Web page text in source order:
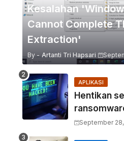
Kesalahan
Cannot Complete
Extraction'
By - Artanti Tri Hapsari
APLIKASI
Hentikan
hacker!
September 28,